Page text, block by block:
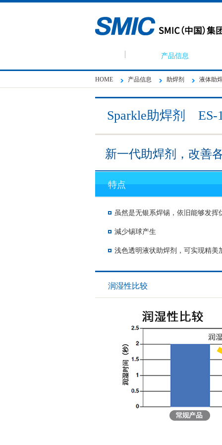
产品信息
HOME 产品信息 助焊剂 液体助
Sparkle助焊剂 ES-
新一代助焊剂，改善
特点
虽然是无银系焊锡，依旧能够发挥
減少锡球产生
浅色透明液状助焊剂，可实现精美
润湿性比较